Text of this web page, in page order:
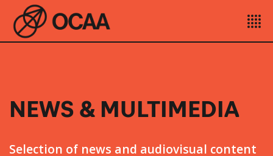
NEWS & MULTIMEDIA
Selection of news and audiovisual content